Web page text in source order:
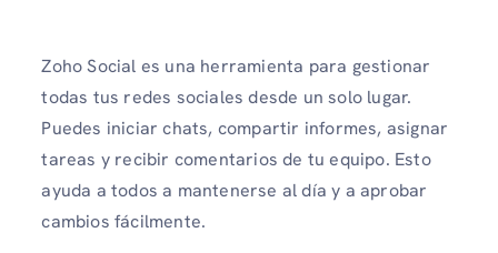
Zoho Social es una herramienta para gestionar
todas tus redes sociales desde un solo lugar.
Puedes iniciar chats, compartir informes, asignar
tareas y recibir comentarios de tu equipo. Esto
ayuda a todos a mantenerse al día y a aprobar
cambios fácilmente.